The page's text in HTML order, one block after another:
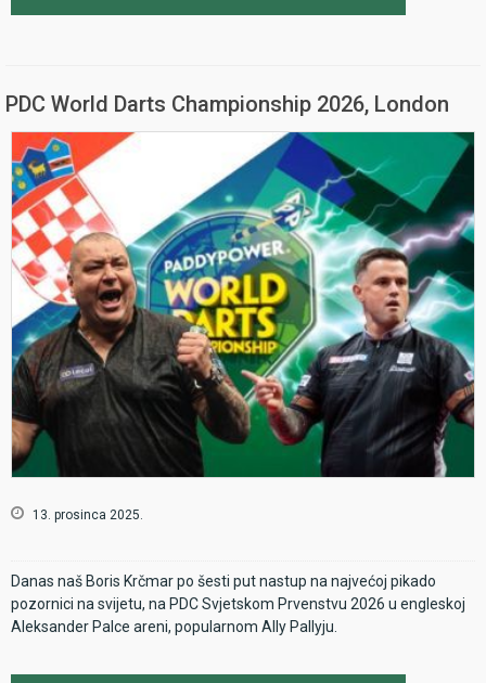
PDC World Darts Championship 2026, London
13. prosinca 2025.
Danas naš Boris Krčmar po šesti put nastup na najvećoj pikado
pozornici na svijetu, na PDC Svjetskom Prvenstvu 2026 u engleskoj
Aleksander Palce areni, popularnom Ally Pallyju.